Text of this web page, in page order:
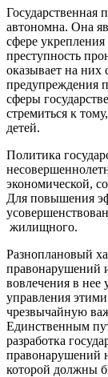
Государственная
автономна. Она
сфере
преступность
оказывает на них
предупреждения
сферы
стремиться к
детей.
Политика
экономической,
Для повышения
жилищного.
Разноплановый
правонарушений
вовлечения в нее
управления
чрезвычайную
Единственным
разработка
правонарушений
которой должны